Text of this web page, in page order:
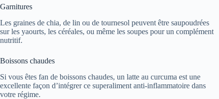
Garnitures
Les graines de chia, de lin ou de tournesol peuvent être saupoudrées
sur les yaourts, les céréales, ou même les soupes pour un complément
nutritif.
Boissons chaudes
Si vous êtes fan de boissons chaudes, un latte au curcuma est une
excellente façon d’intégrer ce superaliment anti-inflammatoire dans
votre régime.